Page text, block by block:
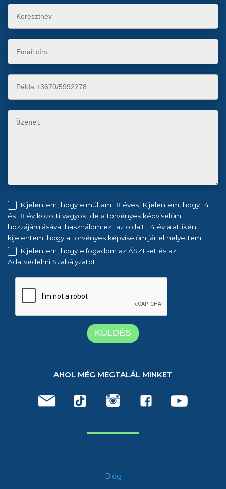
Kijelentem, hogy elmúltam 18 éves. Kijelentem, hogy 14
és 18 év közötti vagyok, de a törvényes képviselőm
hozzájárulásával használom ezt az oldalt. 14 év alattiként
kijelentem, hogy a törvényes képviselőm jár el helyettem.
Kijelentem, hogy elfogadom az ÁSZF-et és az
Adatvédelmi Szabályzatot.
AHOL MÉG MEGTALÁL MINKET
Blog